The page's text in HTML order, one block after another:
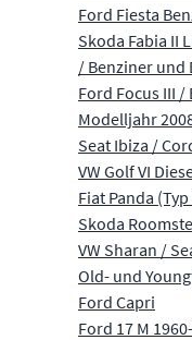
Ford Fiesta
Skoda Fabia II
/ Benziner und
Ford Focus III /
Modelljahr
Seat Ibiza /
VW Golf VI
Fiat Panda (Typ
Skoda
VW Sharan /
Old- und
Ford Capri
Ford 17 M